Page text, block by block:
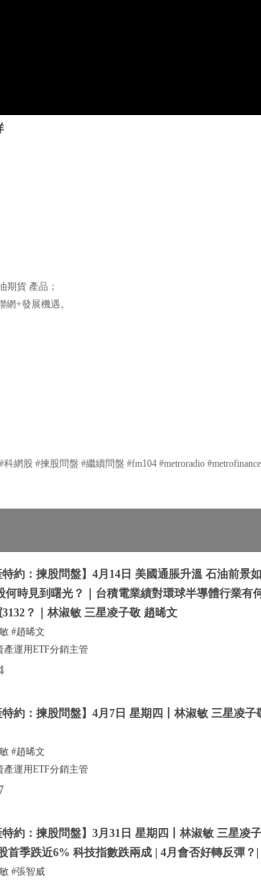
期貨 產品；
+發展機遇。
網股 #揀股問盤 #繼續問盤 #fm104 #metroradio #metrofinance
特約：揀股問盤】4月14日 美國通脹升溫 石油前景如
何時見到曙光？｜台積電業績對環球半導體行業有
？｜林淑敏 三星凌子敬 趙晞文
#趙晞文
產運用ETF分銷主管
特約：揀股問盤】4月7日 星期四丨林淑敏 三星凌子
#趙晞文
產運用ETF分銷主管
特約：揀股問盤】3月31日 星期四丨林淑敏 三星凌
首季跌近6% 科技指數跌兩成 | 4月會否好轉反彈？|
#張智威